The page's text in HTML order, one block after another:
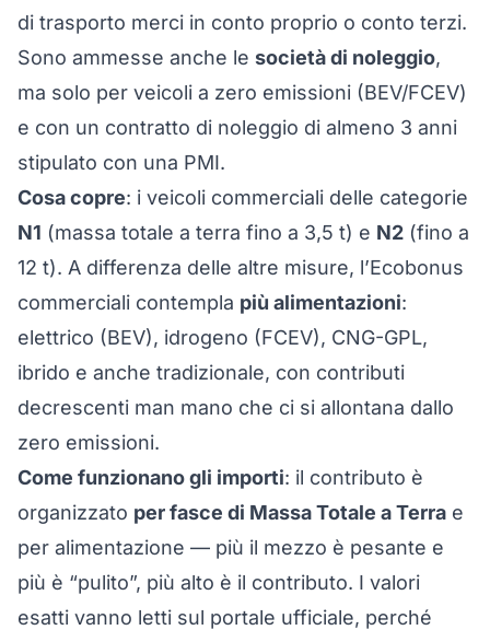
di trasporto merci in conto proprio o conto terzi.
Sono ammesse anche le società di noleggio,
ma solo per veicoli a zero emissioni (BEV/FCEV)
e con un contratto di noleggio di almeno 3 anni
stipulato con una PMI.
Cosa copre: i veicoli commerciali delle categorie
N1 (massa totale a terra fino a 3,5 t) e N2 (fino a
12 t). A differenza delle altre misure, l’Ecobonus
commerciali contempla più alimentazioni:
elettrico (BEV), idrogeno (FCEV), CNG-GPL,
ibrido e anche tradizionale, con contributi
decrescenti man mano che ci si allontana dallo
zero emissioni.
Come funzionano gli importi: il contributo è
organizzato per fasce di Massa Totale a Terra e
per alimentazione — più il mezzo è pesante e
più è “pulito”, più alto è il contributo. I valori
esatti vanno letti sul portale ufficiale, perché